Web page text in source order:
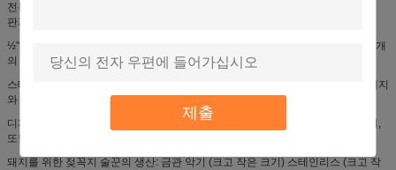
제출
전통적인 패킹: 25pcs/부대의, 6개 또는 8개의 부대/판지.
판지 크기: 28*24*12 cm; 10-15 킬로그램 /carton (다른 상품에 따라)
½" 쉬운 소켓 또는 렌치 임명을 위한 육 몸을 가진 NPT 실. 돼지 젖꼭지 술꾼은 3개
의 위치 개구부를 가진 조정가능한 흐름율을 특색짓습니다.
스테인리스 봄 및 돔은 착용에서 오래 견딘 보호해줍니다. 이 젖꼭지 술꾼은 암퇘지
와 피니셔에 대하 이상적입니다.
디자인은 돼지, 그것의 청결 및 위생의 수질 보전을 위한 편익이고 오염에 대하여,
또한 환경을 보호할 수 있다 경제 이득을 개량할 수 있었습니다.
돼지를 위한 젖꼭지 술꾼의 생산: 금관 악기 (크고 작은 크기) 스테인리스 (크고 작